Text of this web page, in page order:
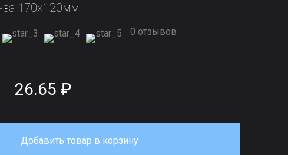
170x120мм
0 отзывов
26.65 ₽
Добавить товар в корзину